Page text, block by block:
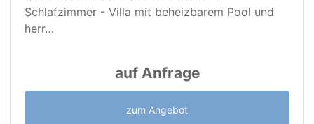
Schlafzimmer - Villa mit beheizbarem Pool und
herr…
auf Anfrage
zum Angebot